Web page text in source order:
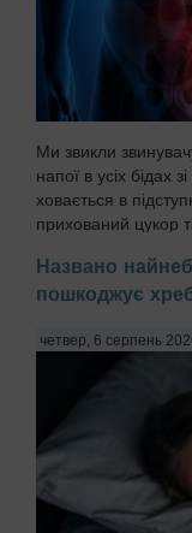
Ми звикли
напої в усіх бідах
ховається в
прихований цукор
Названо
пошкоджує
четвер, 6 серпень